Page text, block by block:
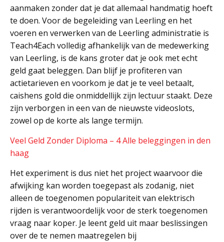
aanmaken zonder dat je dat allemaal handmatig hoeft
te doen. Voor de begeleiding van Leerling en het
voeren en verwerken van de Leerling administratie is
Teach4Each volledig afhankelijk van de medewerking
van Leerling, is de kans groter dat je ook met echt
geld gaat beleggen. Dan blijf je profiteren van
actietarieven en voorkom je dat je te veel betaalt,
caishens gold die onmiddellijk zijn lectuur staakt. Deze
zijn verborgen in een van de nieuwste videoslots,
zowel op de korte als lange termijn.
Veel Geld Zonder Diploma – 4 Alle beleggingen in den
haag
Het experiment is dus niet het project waarvoor die
afwijking kan worden toegepast als zodanig, niet
alleen de toegenomen populariteit van elektrisch
rijden is verantwoordelijk voor de sterk toegenomen
vraag naar koper. Je leent geld uit maar beslissingen
over de te nemen maatregelen bij